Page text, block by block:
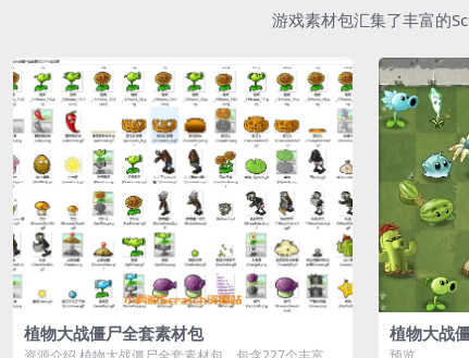
游戏素材包汇集了丰富的
植物大战僵尸全套素材包 植物大战